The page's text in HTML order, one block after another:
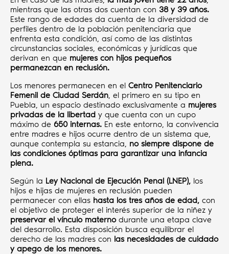
mientras que las otras dos cuentan con 38 y 39 años.
Este rango de edades da cuenta de la diversidad de
perfiles dentro de la población penitenciaria que
enfrenta esta condición, así como de las distintas
circunstancias sociales, económicas y jurídicas que
derivan en que mujeres con hijos pequeños
permanezcan en reclusión.
Los menores permanecen en el Centro Penitenciario
Femenil de Ciudad Serdán, el primero en su tipo en
Puebla, un espacio destinado exclusivamente a mujeres
privadas de la libertad y que cuenta con un cupo
máximo de 650 internas. En este entorno, la convivencia
entre madres e hijos ocurre dentro de un sistema que,
aunque contempla su estancia, no siempre dispone de
las condiciones óptimas para garantizar una infancia
plena.
Según la Ley Nacional de Ejecución Penal (LNEP), los
hijos e hijas de mujeres en reclusión pueden
permanecer con ellas hasta los tres años de edad, con
el objetivo de proteger el interés superior de la niñez y
preservar el vínculo maternodurante una etapa clave
del desarrollo. Esta disposición busca equilibrar el
derecho de las madres con las necesidades de cuidado
y apego de los menores.